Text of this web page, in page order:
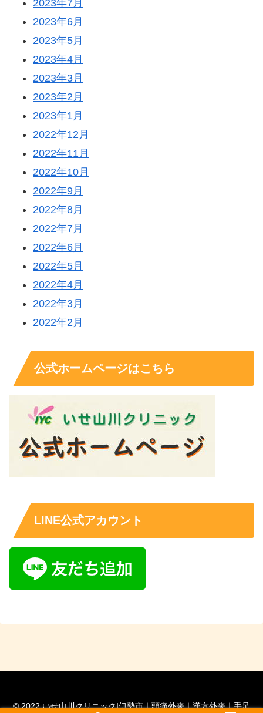
2023年7月
2023年6月
2023年5月
2023年4月
2023年3月
2023年2月
2023年1月
2022年12月
2022年11月
2022年10月
2022年9月
2022年8月
2022年7月
2022年6月
2022年5月
2022年4月
2022年3月
2022年2月
公式ホームページはこちら
LINE公式アカウント
© 2022 いせ山川クリニックI伊勢市｜頭痛外来｜漢方外来｜手足